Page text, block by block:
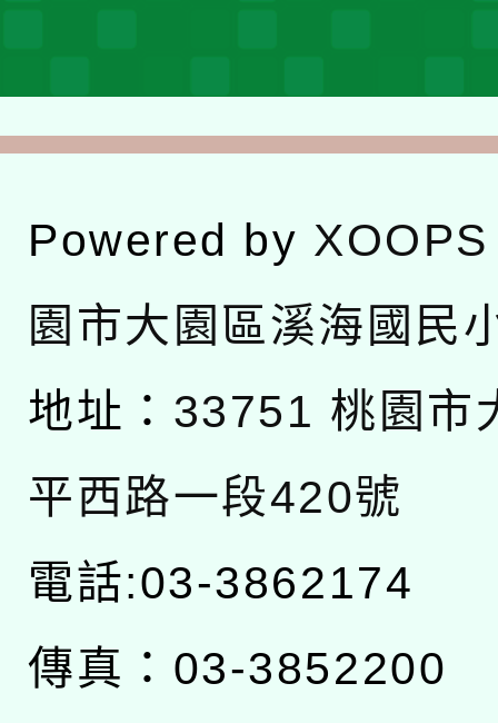
Powered by XOOPS
園市大園區溪海國民
地址： 33751 桃園市
平西路一段420號
電話:03-3862174
傳真：03-3852200